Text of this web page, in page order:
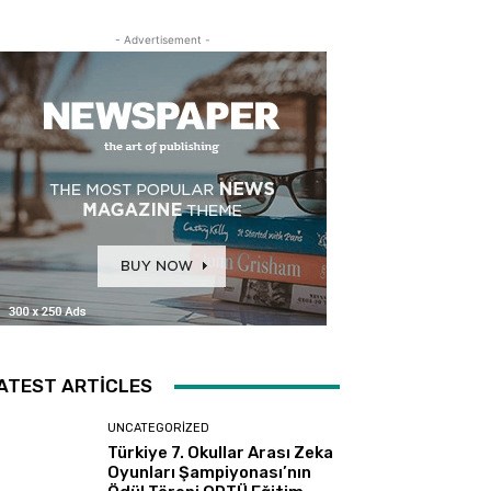
- Advertisement -
ARTICLES
UNCATEGORIZED
Türkiye 7. Okullar Arası Zeka
Oyunları Şampiyonası’nın